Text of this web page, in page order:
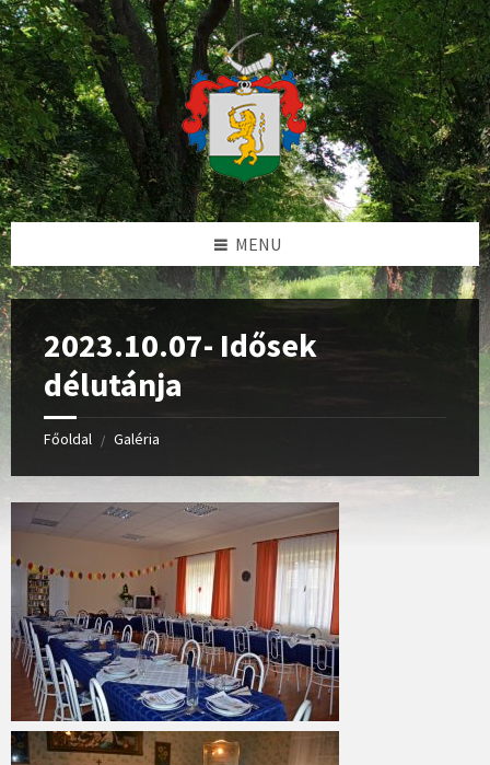
Skip
to
content
Skip
to
left
sidebar
Skip
to
right
sidebar
Skip
to
footer
MENU
2023.10.07- Idősek
délutánja
Főoldal / Galéria